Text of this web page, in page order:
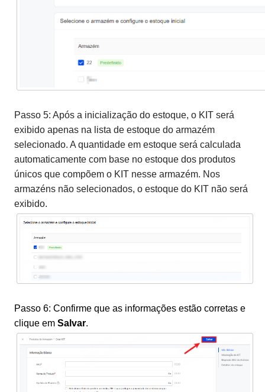
Passo 5: Após a inicialização do estoque, o KIT será
exibido apenas na lista de estoque do armazém
selecionado. A quantidade em estoque será calculada
automaticamente com base no estoque dos produtos
únicos que compõem o KIT nesse armazém. Nos
armazéns não selecionados, o estoque do KIT não será
exibido.
Passo 6: Confirme que as informações estão corretas e
clique em Salvar.